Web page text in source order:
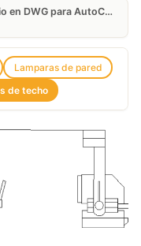
Bloque CAD de foco giratorio en DWG para AutoCAD | Descarga Gratis
Lamparas de pared
de techo